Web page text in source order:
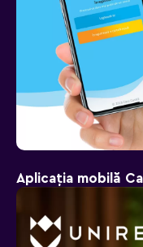
Aplicația mobilă